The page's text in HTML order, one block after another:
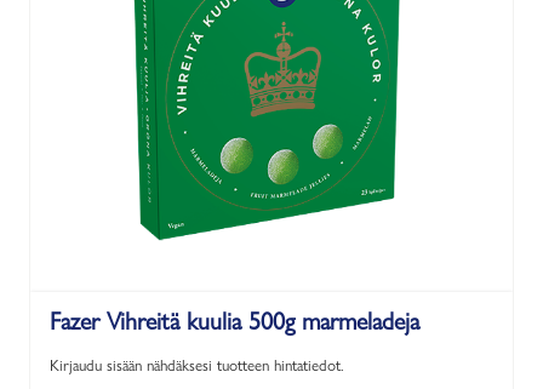
Fazer Vihreitä kuulia 500g marmeladeja
Kirjaudu sisään nähdäksesi tuotteen hintatiedot.